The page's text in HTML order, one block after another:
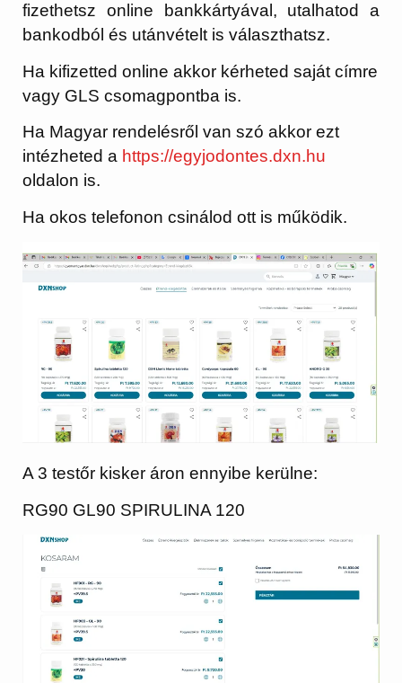
fizethetsz online bankkártyával, utalhatod a
bankodból és utánvételt is választhatsz.
Ha kifizetted online akkor kérheted saját címre
vagy GLS csomagpontba is.
Ha Magyar rendelésről van szó akkor ezt
intézheted a https://egyjodontes.dxn.hu
oldalon is.
Ha okos telefonon csinálod ott is működik.
A 3 testőr kisker áron ennyibe kerülne:
RG90 GL90 SPIRULINA 120